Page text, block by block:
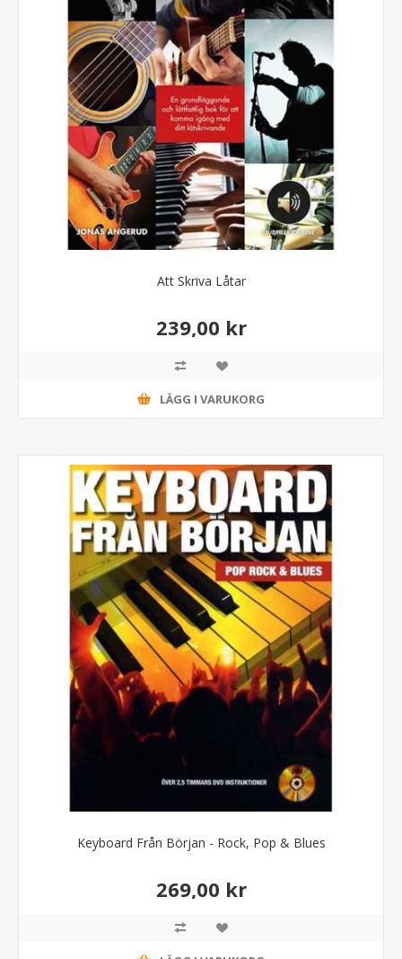
Att Skriva Låtar
239,00 kr
LÄGG I VARUKORG
Keyboard Från Början - Rock, Pop & Blues
269,00 kr